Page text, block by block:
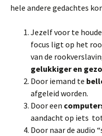
hele andere gedachtes
Jezelf voor te
focus ligt op het
van de
gelukkiger en
Door iemand te
afgeleid worden.
Door een
aandacht op iets
Door naar de audio